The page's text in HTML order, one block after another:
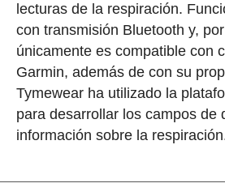
lecturas de la respiración.
con transmisión Bluetooth y,
únicamente es compatible con
Garmin, además de con su
Tymewear ha utilizado la
para desarrollar los campos de
información sobre la